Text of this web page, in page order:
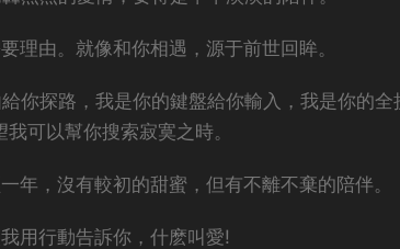
理由。就像和你相遇，源于前世回眸。
你探路，我是你的鍵盤給你輸入，我是你的
可以幫你搜索寂寞之時。
年，沒有較初的甜蜜，但有不離不棄的陪伴。
用行動告訴你，什麽叫愛!